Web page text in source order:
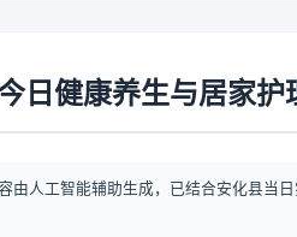
日健康养生与居家护
由人工智能辅助生成，已结合安化县当